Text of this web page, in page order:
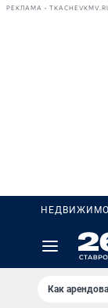
РЕКЛАМА •
Как